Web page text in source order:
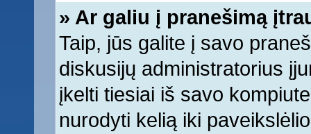
» Ar galiu į pranešimą
Taip, jūs galite į savo
diskusijų administratorius
įkelti tiesiai iš savo
nurodyti kelią iki